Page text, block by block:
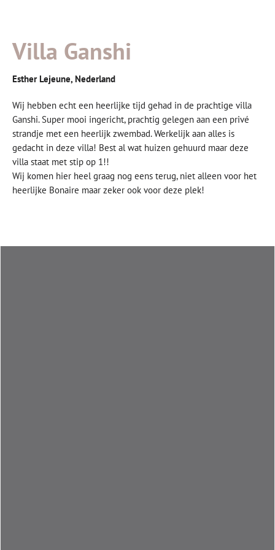
Villa Ganshi
Esther Lejeune, Nederland
Wij hebben echt een heerlijke tijd gehad in de prachtige villa
Ganshi. Super mooi ingericht, prachtig gelegen aan een privé
strandje met een heerlijk zwembad. Werkelijk aan alles is
gedacht in deze villa! Best al wat huizen gehuurd maar deze
villa staat met stip op 1!!
Wij komen hier heel graag nog eens terug, niet alleen voor het
heerlijke Bonaire maar zeker ook voor deze plek!